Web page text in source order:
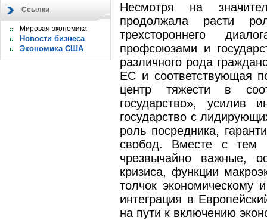
Ссылки
Мировая экономика
Новости бизнеса
Экономика США
Несмотря на
продолжала расти
трехстороннего
профсоюзами и
различного рода
ЕС и соответствующая
центр тяжести в
государство», усилив
государство с
роль посредника,
свобод. Вместе с тем
чрезвычайно важные,
кризиса, функции
толчок экономическому
интеграция в
на пути к включению